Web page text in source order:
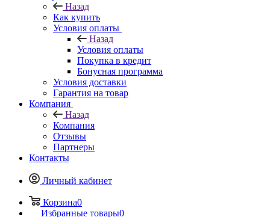
Назад
Как купить
Условия оплаты
Назад
Условия оплаты
Покупка в кредит
Бонусная программа
Условия доставки
Гарантия на товар
Компания
Назад
Компания
Отзывы
Партнеры
Контакты
Личный кабинет
Корзина0
Избранные товары0